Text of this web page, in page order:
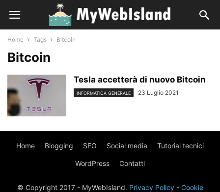
Home Tags Bitcoin
Bitcoin
Tesla accetterà di nuovo Bitcoin
INFORMATICA GENERALE 23 Luglio 2021
Home Blogging SEO Social media Tutorial tecnici
WordPress Contatti
© Copyright 2017 - MyWebIsland. Privacy Policy- Cookie